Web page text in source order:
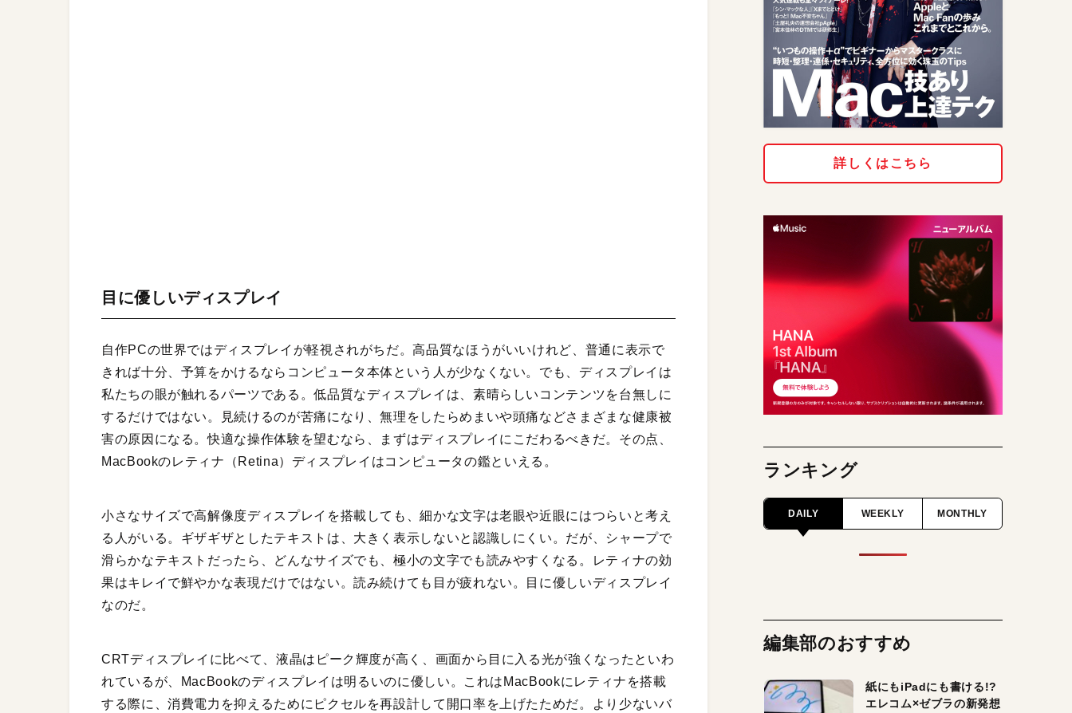
目に優しいディスプレイ
自作PCの世界ではディスプレイが軽視されがちだ。高品質なほうがいいけれど、普通に表示で
きれば十分、予算をかけるならコンピュータ本体という人が少なくない。でも、ディスプレイは
私たちの眼が触れるパーツである。低品質なディスプレイは、素晴らしいコンテンツを台無しに
するだけではない。見続けるのが苦痛になり、無理をしたらめまいや頭痛などさまざまな健康被
害の原因になる。快適な操作体験を望むなら、まずはディスプレイにこだわるべきだ。その点、
MacBookのレティナ（Retina）ディスプレイはコンピュータの鑑といえる。
小さなサイズで高解像度ディスプレイを搭載しても、細かな文字は老眼や近眼にはつらいと考え
る人がいる。ギザギザとしたテキストは、大きく表示しないと認識しにくい。だが、シャープで
滑らかなテキストだったら、どんなサイズでも、極小の文字でも読みやすくなる。レティナの効
果はキレイで鮮やかな表現だけではない。読み続けても目が疲れない。目に優しいディスプレイ
なのだ。
CRTディスプレイに比べて、液晶はピーク輝度が高く、画面から目に入る光が強くなったといわ
れているが、MacBookのディスプレイは明るいのに優しい。これはMacBookにレティナを搭載
する際に、消費電力を抑えるためにピクセルを再設計して開口率を上げたためだ。より少ないバ
詳しくはこちら
ランキング
DAILY WEEKLY MONTHLY
編集部のおすすめ
紙にもiPadにも書ける!?
エレコム×ゼブラの新発想